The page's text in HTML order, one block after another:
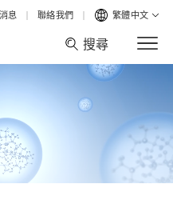
息 聯絡我們 繁體中文
搜尋